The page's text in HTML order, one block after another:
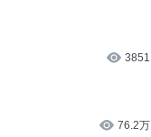
3851
76.2万